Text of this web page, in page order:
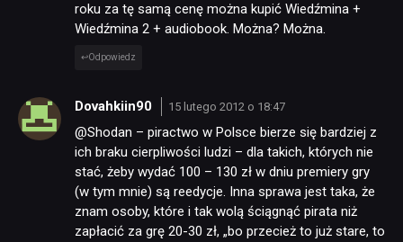
roku za tę samą cenę można kupić Wiedźmina +
Wiedźmina 2 + audiobook. Można? Można.
Odpowiedz
Dovahkiin90 15 lutego 2012 o 18:47
@Shodan – piractwo w Polsce bierze się bardziej z
ich braku cierpliwości ludzi – dla takich, których nie
stać, żeby wydać 100 – 130 zł w dniu premiery gry
(w tym mnie) są reedycje. Inna sprawa jest taka, że
znam osoby, które i tak wolą ściągnąć pirata niż
zapłacić za grę 20-30 zł, „bo przecież to już stare, to